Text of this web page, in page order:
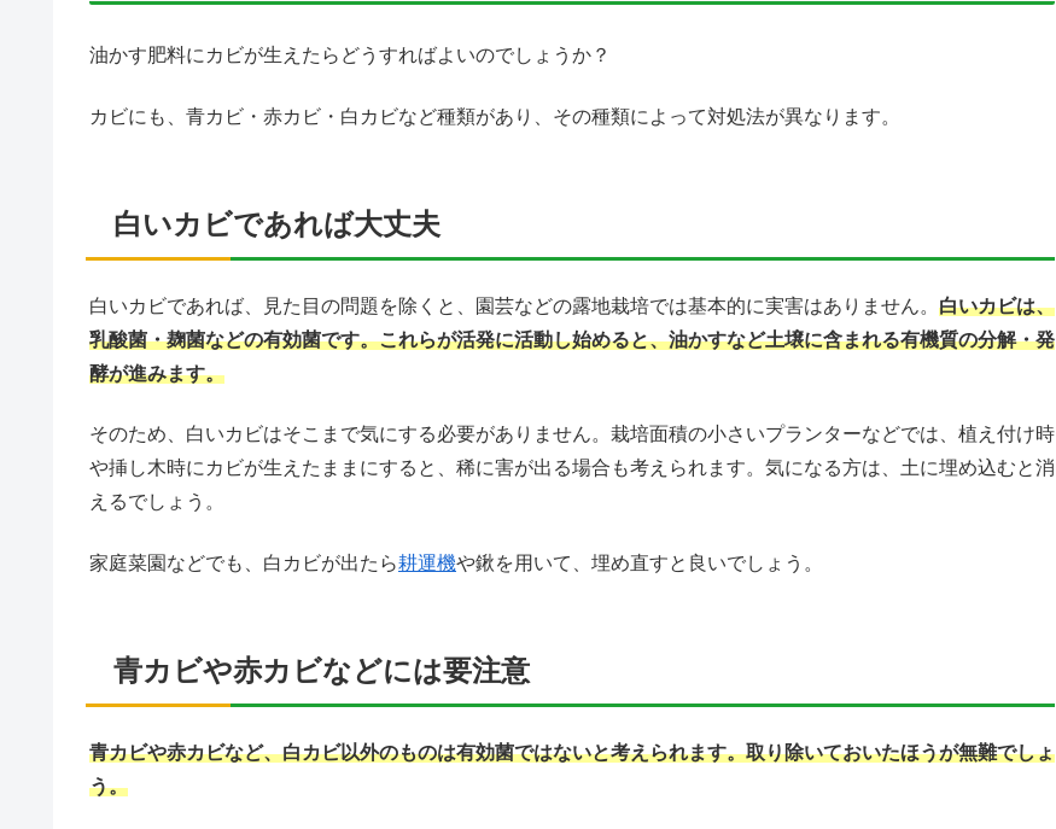
油かす肥料にカビが生えたらどうすればよいのでしょうか？
カビにも、青カビ・赤カビ・白カビなど種類があり、その種類によって対処法が異なります。
白いカビであれば大丈夫
白いカビであれば、見た目の問題を除くと、園芸などの露地栽培では基本的に実害はありません。 白いカビは、
乳酸菌・麹菌などの有効菌です。これらが活発に活動し始めると、油かすなど土壌に含まれる有機質の分解・発
酵が進みます。
そのため、白いカビはそこまで気にする必要がありません。栽培面積の小さいプランターなどでは、植え付け時
や挿し木時にカビが生えたままにすると、稀に害が出る場合も考えられます。気になる方は、土に埋め込むと消
えるでしょう。
家庭菜園などでも、白カビが出たら耕運機や鍬を用いて、埋め直すと良いでしょう。
青カビや赤カビなどには要注意
青カビや赤カビなど、白カビ以外のものは有効菌ではないと考えられます。取り除いておいたほうが無難でしょ
う。